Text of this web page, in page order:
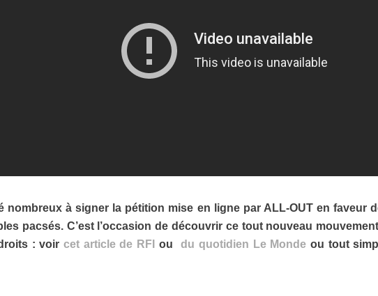
nombreux à signer la pétition mise en ligne par ALL-OUT en faveur
pacsés. C’est l’occasion de découvrir ce tout nouveau
droits : voircet article de RFI oudu quotidien Le Monde ou tout